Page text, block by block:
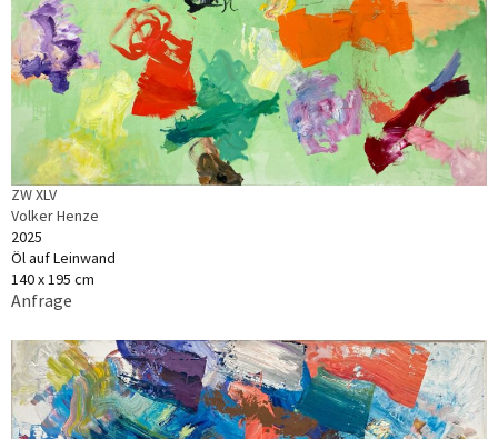
ZW XLV
Volker Henze
2025
Öl auf Leinwand
140 x 195 cm
Anfrage